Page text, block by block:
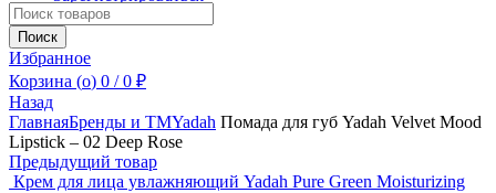
Поиск
Избранное
Корзина (o) 0 / 0 ₽
Назад
ГлавнаяБренды и ТМYadah Помада для губ Yadah Velvet Mood
Lipstick – 02 Deep Rose
Предыдущий товар
Крем для лица увлажняющий Yadah Pure Green Moisturizing